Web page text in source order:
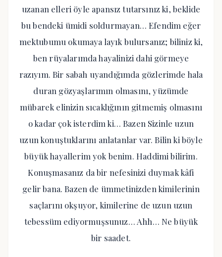
uzanan elleri öyle apansız tutarsınız ki, beklide
bu bendeki ümidi soldurmayan… Efendim eğer
mektubumu okumaya layık bulursanız; biliniz ki,
ben rüyalarımda hayalinizi dahi görmeye
razıyım. Bir sabah uyandığımda gözlerimde hala
duran gözyaşlarımın olmasını, yüzümde
mübarek elinizin sıcaklığının gitmemiş olmasını
o kadar çok isterdim ki… Bazen Sizinle uzun
uzun konuştuklarını anlatanlar var. Bilin ki böyle
büyük hayallerim yok benim. Haddimi bilirim.
Konuşmasanız da bir nefesinizi duymak kâfi
gelir bana. Bazen de ümmetinizden kimilerinin
saçlarını okşuyor, kimilerine de uzun uzun
tebessüm ediyormuşsunuz… Ahh… Ne büyük
bir saadet.